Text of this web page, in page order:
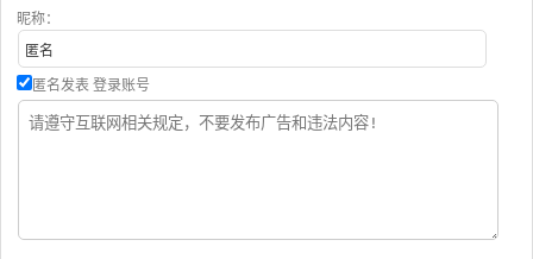
昵称：
匿名发表 登录账号